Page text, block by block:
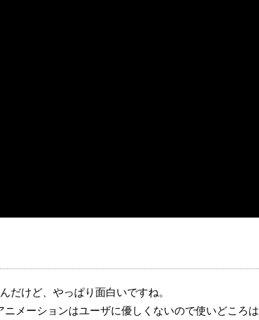
だけど、やっぱり面白いですね。
メーションはユーザに優しくないので使いどころは